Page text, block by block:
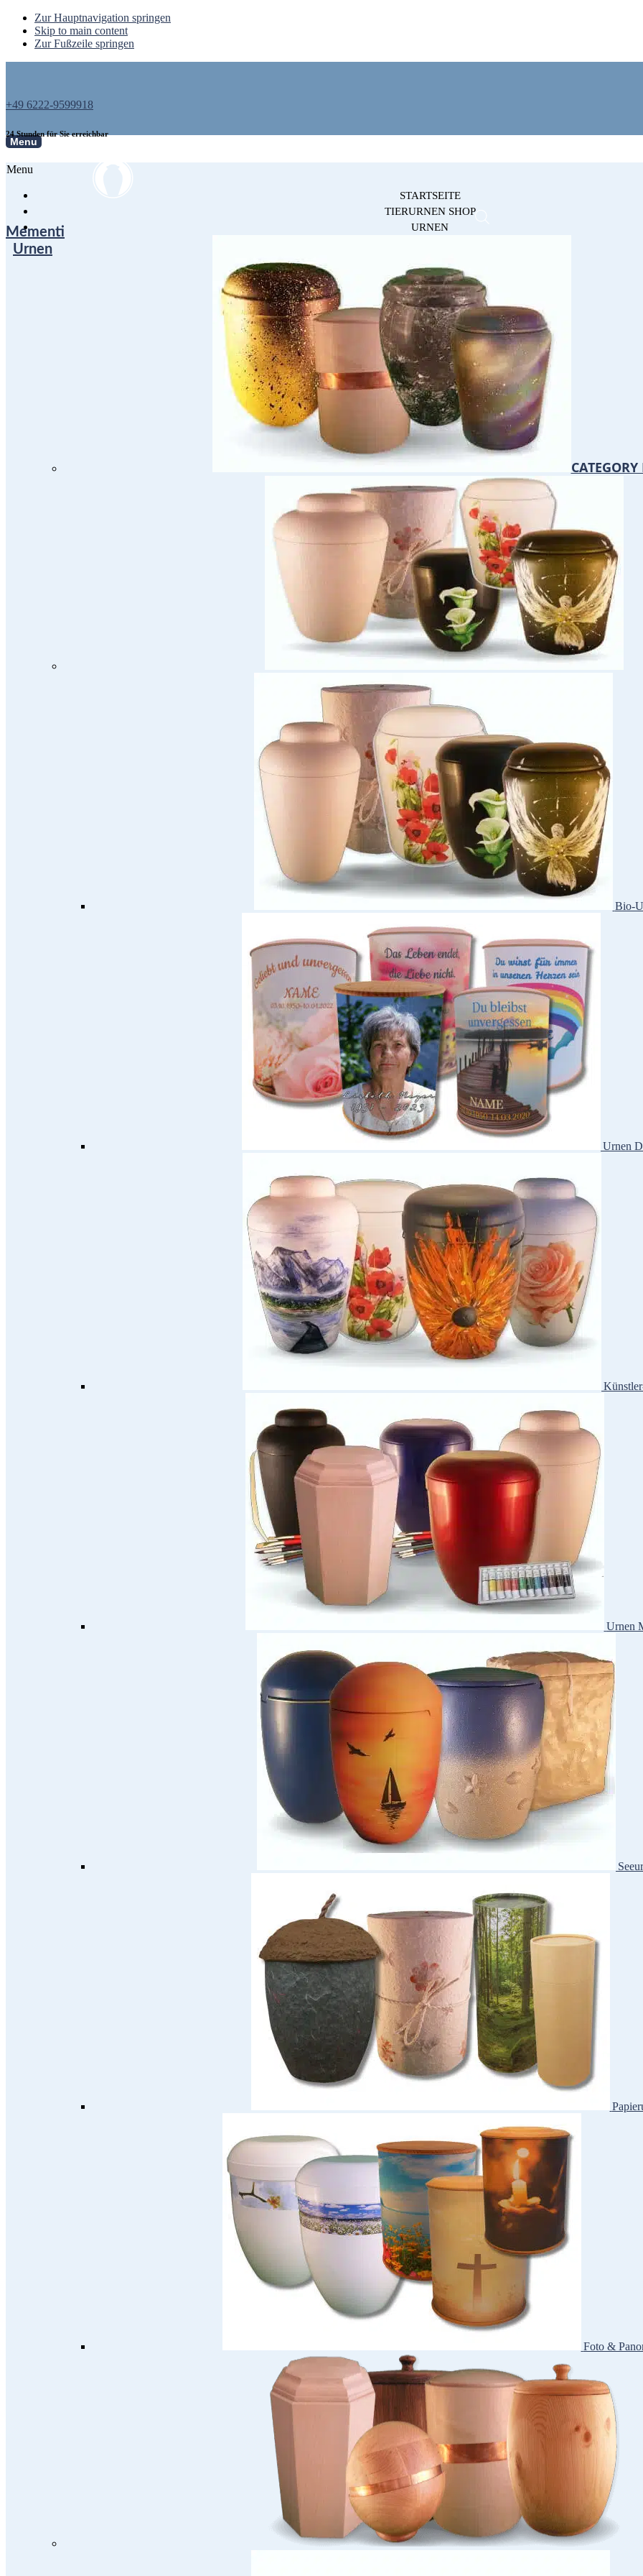
Zur Hauptnavigation springen
Skip to main content
Zur Fußzeile springen
+49 6222-9599918
24 Stunden für Sie erreichbar
Mementi
Urnen
Menu
Menu
STARTSEITE
TIERURNEN SHOP
URNEN
Bio-
Urnen
Urnen
Foto &